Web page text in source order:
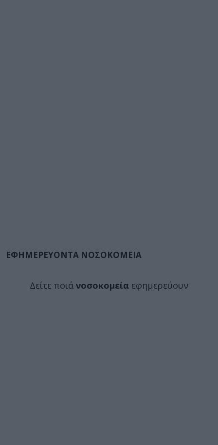
ΕΦΗΜΕΡΕΥΟΝΤΑ ΝΟΣΟΚΟΜΕΙΑ
Δείτε ποιά νοσοκομεία εφημερεύουν